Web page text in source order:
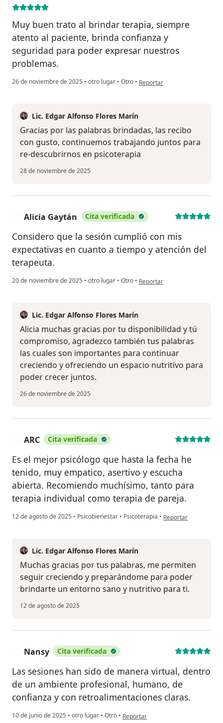
Muy buen trato al brindar terapia, siempre
atento al paciente, brinda confianza y
seguridad para poder expresar nuestros
problemas.
26 de noviembre de 2025 • otro lugar • Otro • en opinión del usuario
Reportar
Lic. Edgar Alfonso Flores Marín
Gracias por las palabras brindadas, las recibo
con gusto, continuemos trabajando juntos para
re-descubrirnos en psicoterapia
28 de noviembre de 2025
Alicia Gaytán Cita verificada
Considero que la sesión cumplió con mis
expectativas en cuanto a tiempo y atención del
terapeuta.
20 de noviembre de 2025 • otro lugar • Otro • en opinión del usuario Alicia
Reportar
Lic. Edgar Alfonso Flores Marín
Alicia muchas gracias por tu disponibilidad y tú
compromiso, agradezco también tus palabras
las cuales son importantes para continuar
creciendo y ofreciendo un espacio nutritivo para
poder crecer juntos.
26 de noviembre de 2025
ARC Cita verificada
Es el mejor psicólogo que hasta la fecha he
tenido, muy empatico, asertivo y escucha
abierta. Recomiendo muchísimo, tanto para
terapia individual como terapia de pareja.
12 de agosto de 2025 • Psicobienestar • Psicoterapia • en opinión del
Reportar
Lic. Edgar Alfonso Flores Marín
Muchas gracias por tus palabras, me permiten
seguir creciendo y preparándome para poder
brindarte un entorno sano y nutritivo para ti.
12 de agosto de 2025
Nansy Cita verificada
Las sesiones han sido de manera virtual, dentro
de un ambiente profesional, humano, de
confianza y con retroalimentaciones claras.
10 de junio de 2025 • otro lugar • Otro • en opinión del usuario Nansy
Reportar